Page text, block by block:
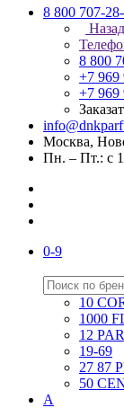
8 800 707-
Назад
8 800
+7 969
+7 969
Москва,
Пн. – Пт.: с
0-9
10
1000
12
19-69
27 87
50
A